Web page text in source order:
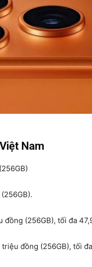
Nam
(256GB), tối đa
đồng (256GB), tối